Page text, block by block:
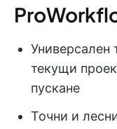
Универсален
текущи
пускане
Точни и